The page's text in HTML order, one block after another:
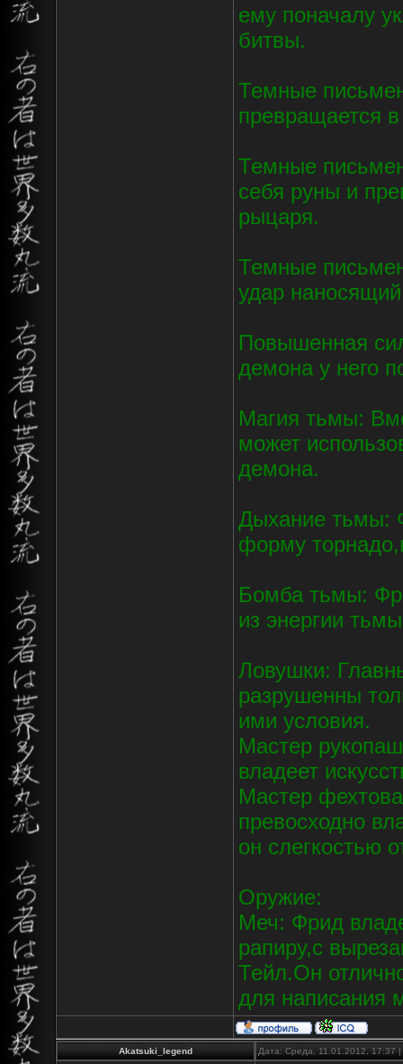
ему поначалу
битвы.
Темные
превращается
Темные
себя руны и
рыцаря.
Темные
удар
Повышенная
демона у него
Магия тьмы:
может
демона.
Дыхание тьмы:
форму
Бомба тьмы:
из энергии
Ловушки:
разрушенны
ими условия.
Мастер
владеет
Мастер
превосходно
он слегкостью
Оружие:
Меч: Фрид
рапиру,с
Тейл.Он
для написания
Akatsuki_legend Дата: Среда, 11.01.2012, 17:37